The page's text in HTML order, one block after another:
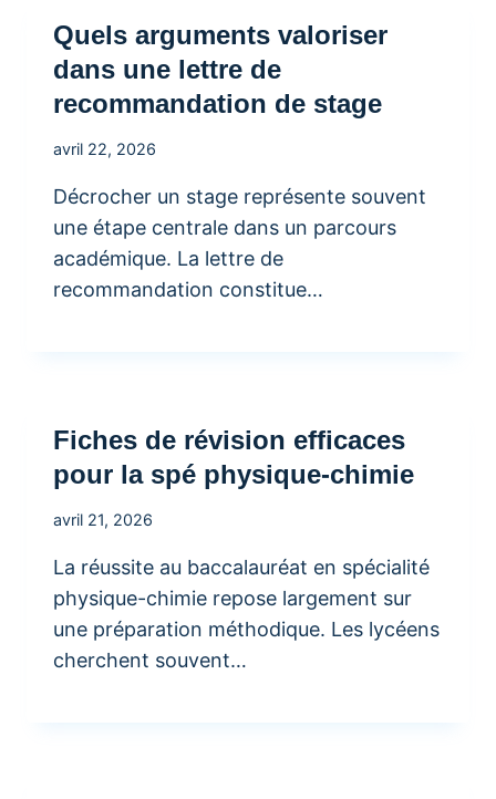
Quels arguments valoriser
dans une lettre de
recommandation de stage
avril 22, 2026
Décrocher un stage représente souvent
une étape centrale dans un parcours
académique. La lettre de
recommandation constitue…
Fiches de révision efficaces
pour la spé physique-chimie
avril 21, 2026
La réussite au baccalauréat en spécialité
physique-chimie repose largement sur
une préparation méthodique. Les lycéens
cherchent souvent…